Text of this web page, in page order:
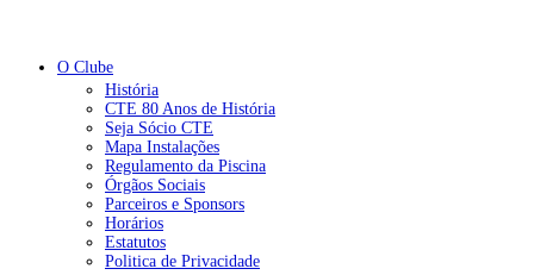
O Clube
História
CTE 80 Anos de História
Seja Sócio CTE
Mapa Instalações
Regulamento da Piscina
Órgãos Sociais
Parceiros e Sponsors
Horários
Estatutos
Politica de Privacidade